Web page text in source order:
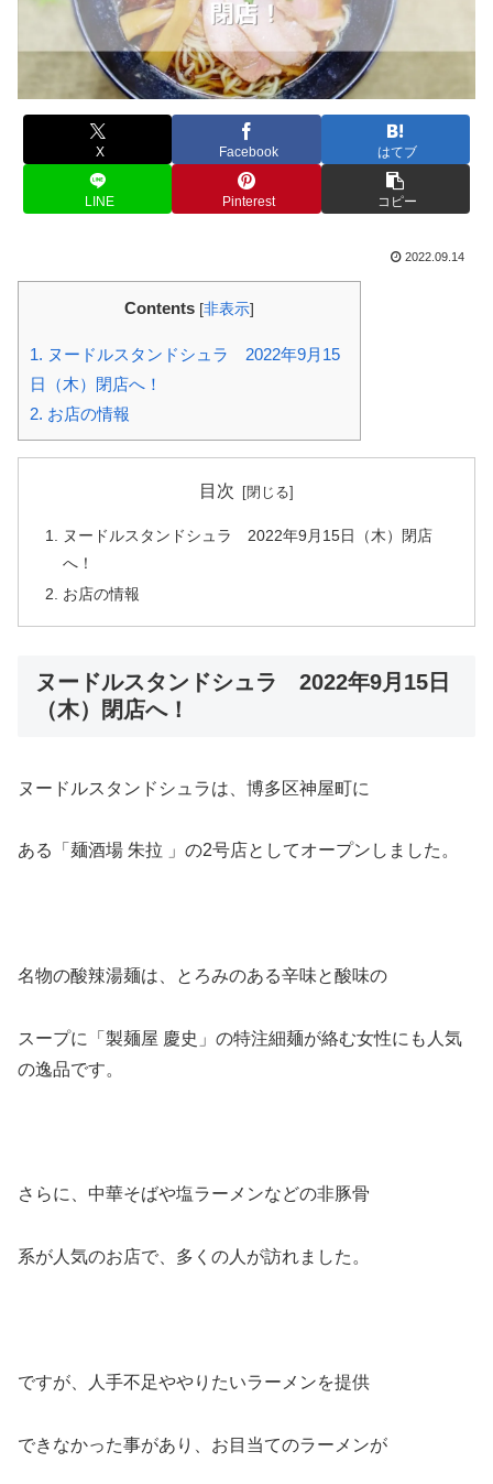
X Facebook はてブ
LINE Pinterest コピー
2022.09.14
Contents [非表示]
1. ヌードルスタンドシュラ 2022年9月15
日（木）閉店へ！
2. お店の情報
目次
ヌードルスタンドシュラ 2022年9月15日（木）閉店
へ！
お店の情報
ヌードルスタンドシュラ 2022年9月15日
（木）閉店へ！
ヌードルスタンドシュラは、博多区神屋町に
ある「麺酒場 朱拉 」の2号店としてオープンしました。
名物の酸辣湯麺は、とろみのある辛味と酸味の
スープに「製麺屋 慶史」の特注細麺が絡む女性にも人気
の逸品です。
さらに、中華そばや塩ラーメンなどの非豚骨
系が人気のお店で、多くの人が訪れました。
ですが、人手不足ややりたいラーメンを提供
できなかった事があり、お目当てのラーメンが